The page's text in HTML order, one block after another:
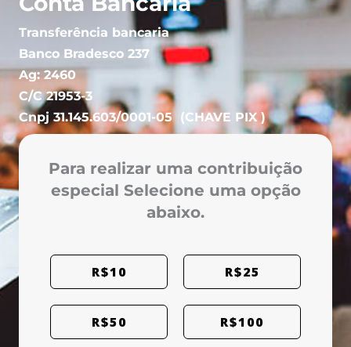
Transferência bancaria
Banco Bradesco 237
Ag: 2460
C/C 21953-3
Cnpj 31.145.603/0001-05 (CHAVE PIX )
Para realizar uma contribuição
especial Selecione uma opção
abaixo.
R$10 R$25
R$50 R$100